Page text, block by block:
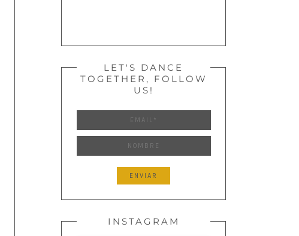
LET'S DANCE
TOGETHER, FOLLOW
US!
INSTAGRAM